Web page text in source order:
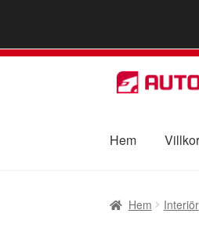
Hoppa
till
Hoppa
till
Hem
Hem Interiör